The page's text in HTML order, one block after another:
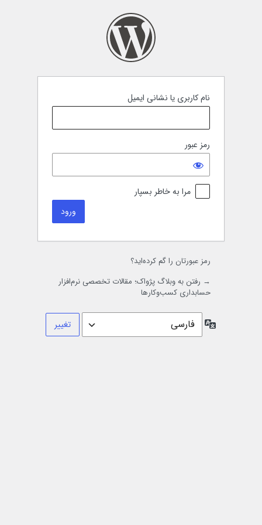
نام کاربری یا نشانی ایمیل
رمز عبور
مرا به خاطر بسپار
رمز عبورتان را گم کرده‌اید؟
→ رفتن به وبلاگ پژواک؛ مقالات تخصصی نرم‌افزار
حسابداری کسب‌وکارها
زبان